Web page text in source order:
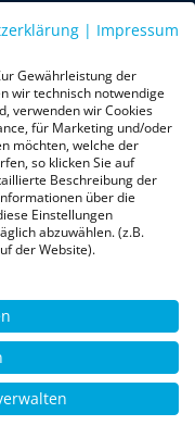
★★
Sternen
| Impressum
Gewährleistung der
wir technisch notwendige
verwenden wir Cookies
für Marketing und/oder
möchten, welche der
so klicken Sie auf
Beschreibung der
über die
Einstellungen
abzuwählen. (z.B.
der Website).